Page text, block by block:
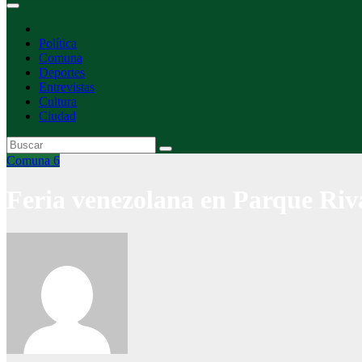
Política
Comuna
Deportes
Entrevistas
Cultura
Ciudad
Comuna 6